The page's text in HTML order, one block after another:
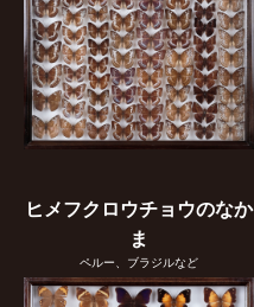
ヒメフクロウチョウのなか
ま
ペルー、ブラジルなど